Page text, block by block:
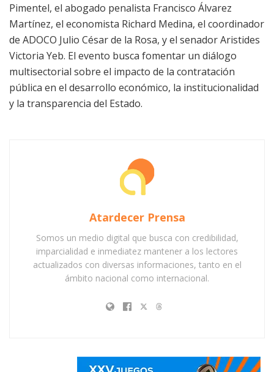
Pimentel, el abogado penalista Francisco Álvarez
Martínez, el economista Richard Medina, el coordinador
de ADOCO Julio César de la Rosa, y el senador Aristides
Victoria Yeb. El evento busca fomentar un diálogo
multisectorial sobre el impacto de la contratación
pública en el desarrollo económico, la institucionalidad
y la transparencia del Estado.
Atardecer Prensa
Somos un medio digital que busca con credibilidad,
imparcialidad e inmediatez mantener a los lectores
actualizados con diversas informaciones, tanto en el
ámbito nacional como internacional.